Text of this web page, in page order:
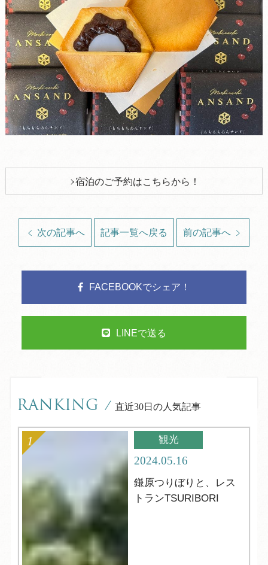
宿泊のご予約はこちらから！
次の記事へ 記事一覧へ戻る 前の記事へ
FACEBOOKでシェア！
LINEで送る
RANKING / 直近30日の人気記事
観光
2024.05.16
鎌原つりぼりと、レス
トランTSURIBORI